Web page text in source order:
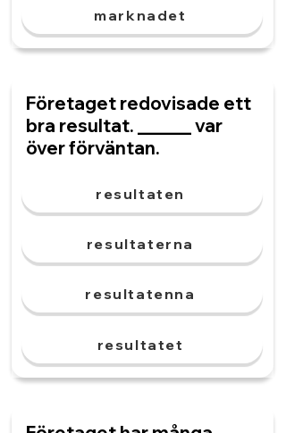
marknadet
Företaget redovisade ett
bra resultat. ______ var
över förväntan.
resultaten
resultaterna
resultatenna
resultatet